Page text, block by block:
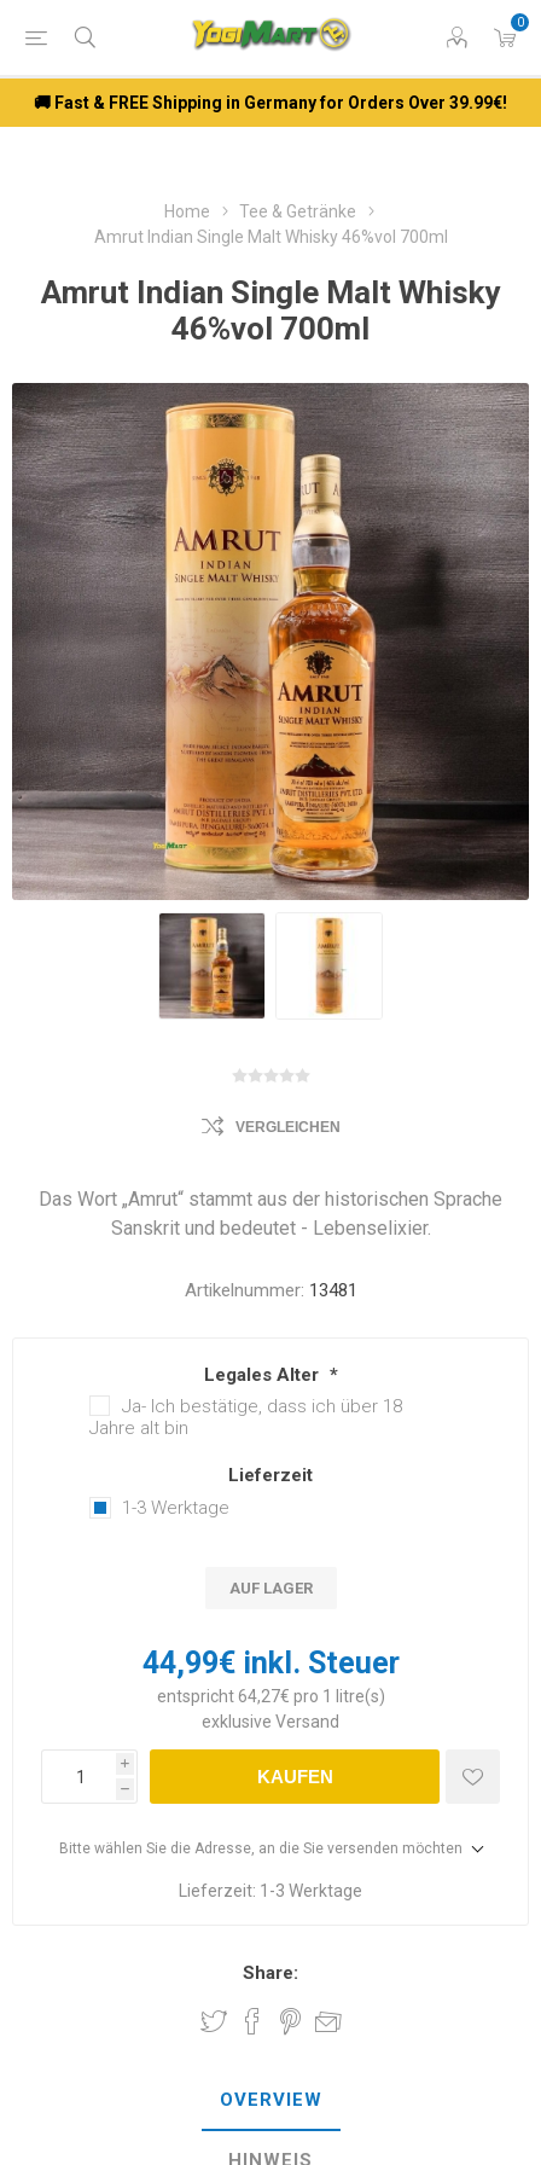
0
🚚 Fast & FREE Shipping in Germany for Orders Over 39.99€!
Home
Tee & Getränke
Amrut Indian Single Malt Whisky 46%vol 700ml
Amrut Indian Single Malt Whisky
46%vol 700ml
VERGLEICHEN
Das Wort „Amrut“ stammt aus der historischen Sprache
Sanskrit und bedeutet - Lebenselixier.
Artikelnummer: 13481
Legales Alter *
Ja- Ich bestätige, dass ich über 18
Jahre alt bin
Lieferzeit
1-3 Werktage
AUF LAGER
44,99€ inkl. Steuer
entspricht 64,27€ pro 1 litre(s)
exklusive Versand
i
h
KAUFEN
Bitte wählen Sie die Adresse, an die Sie versenden möchten
Lieferzeit: 1-3 Werktage
Share:
OVERVIEW
HINWEIS